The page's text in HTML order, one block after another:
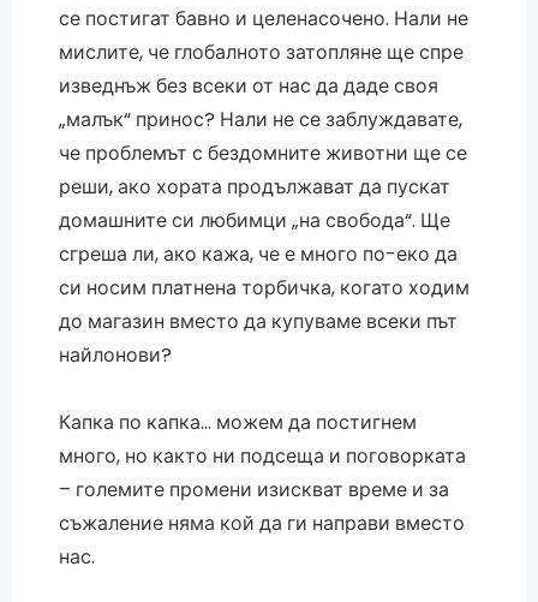
се постигат бавно и целенасочено. Нали не
мислите, че глобалното затопляне ще спре
изведнъж без всеки от нас да даде своя
„малък“ принос? Нали не се заблуждавате,
че проблемът с бездомните животни ще се
реши, ако хората продължават да пускат
домашните си любимци „на свобода“. Ще
сгреша ли, ако кажа, че е много по-еко да
си носим платнена торбичка, когато ходим
до магазин вместо да купуваме всеки път
найлонови?
Капка по капка… можем да постигнем
много, но както ни подсеща и поговорката
– големите промени изискват време и за
съжаление няма кой да ги направи вместо
нас.